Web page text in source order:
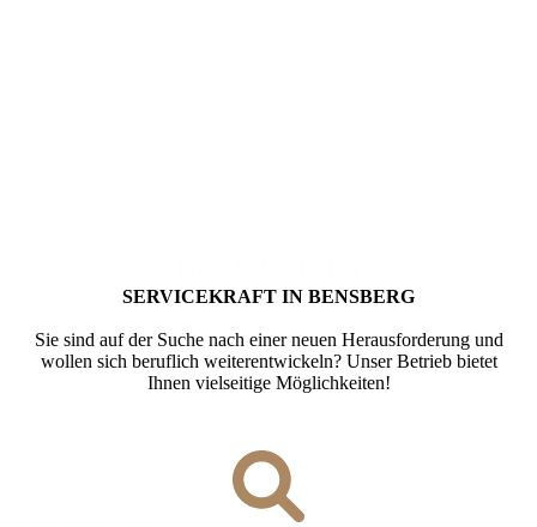
SERVICE­KRAFT IN BENSBERG
Sie sind auf der Suche nach einer neuen Herausforderung und
wollen sich beruflich weiterentwickeln? Unser Betrieb bietet
Ihnen vielseitige Möglichkeiten!